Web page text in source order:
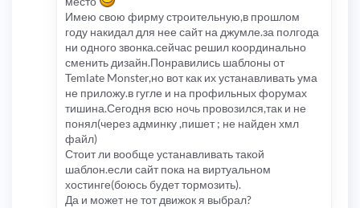
Имею свою фирму строительную,в прошлом
году накидал для нее сайт на джумле.за полгода
ни одного звонка.сейчас решил координально
сменить дизайн.Понравились шаблоны от
Temlate Monster,но вот как их устанавливать ума
не приложу.в гугле и на профильных форумах
тишина.Сегодня всю ночь провозился,так и не
понял(через админку ,пишет ; не найден хмл
файл)
Стоит ли вообще устанавливать такой
шаблон.если сайт пока на виртуальном
хостинге(боюсь будет тормозить).
Да и может не тот движок я выбрал?